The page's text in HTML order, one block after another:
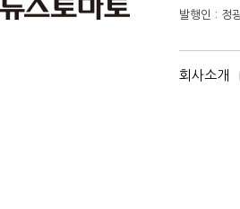
발행인 : 정
회사소개 I